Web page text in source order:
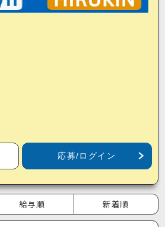
応募/ログイン
給与順 新着順